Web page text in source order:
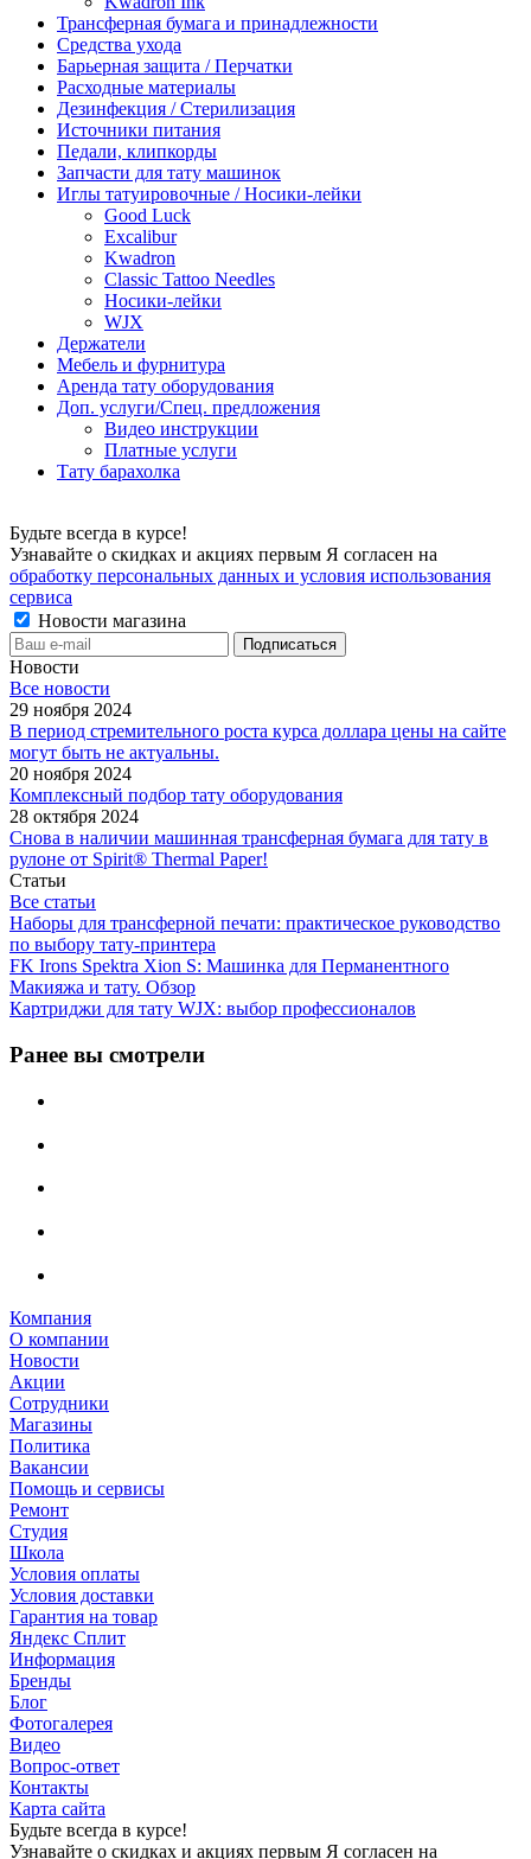
Трансферная бумага и принадлежности
Средства ухода
Барьерная защита / Перчатки
Расходные материалы
Дезинфекция / Стерилизация
Источники питания
Педали, клипкорды
Запчасти для тату машинок
Иглы татуировочные / Носики-лейки
Good Luck
Excalibur
Kwadron
Classic Tattoo Needles
Носики-лейки
WJX
Держатели
Мебель и фурнитура
Аренда тату оборудования
Доп. услуги/Спец. предложения
Видео инструкции
Платные услуги
Тату барахолка
Будьте всегда в курсе!
Узнавайте о скидках и акциях первым Я согласен на
обработку персональных данных и условия использования
сервиса
Новости магазина
Новости
Все новости
29 ноября 2024
В период стремительного роста курса доллара цены на сайте
могут быть не актуальны.
20 ноября 2024
Комплексный подбор тату оборудования
28 октября 2024
Снова в наличии машинная трансферная бумага для тату в
рулоне от Spirit® Thermal Paper!
Статьи
Все статьи
Наборы для трансферной печати: практическое руководство
по выбору тату‑принтера
FK Irons Spektra Xion S: Машинка для Перманентного
Макияжа и тату. Обзор
Картриджи для тату WJX: выбор профессионалов
Ранее вы смотрели
Компания
О компании
Новости
Акции
Сотрудники
Магазины
Политика
Вакансии
Помощь и сервисы
Ремонт
Студия
Школа
Условия оплаты
Условия доставки
Гарантия на товар
Яндекс Сплит
Информация
Бренды
Блог
Фотогалерея
Видео
Вопрос-ответ
Контакты
Карта сайта
Будьте всегда в курсе!
Узнавайте о скидках и акциях первым Я согласен на